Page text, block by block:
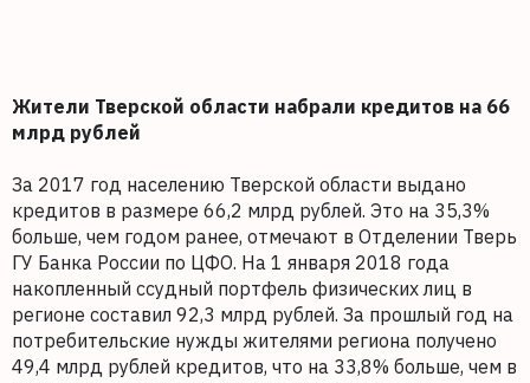
Жители Тверской области набрали кредитов на 66
млрд рублей
За 2017 год населению Тверской области выдано
кредитов в размере 66,2 млрд рублей. Это на 35,3%
больше, чем годом ранее, отмечают в Отделении Тверь
ГУ Банка России по ЦФО. На 1 января 2018 года
накопленный ссудный портфель физических лиц в
регионе составил 92,3 млрд рублей. За прошлый год на
потребительские нужды жителями региона получено
49,4 млрд рублей кредитов, что на 33,8% больше, чем в